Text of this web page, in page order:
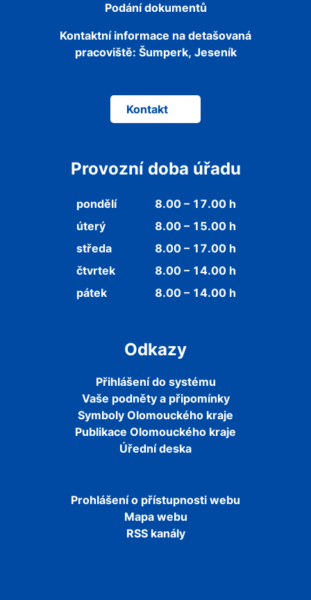
Podání dokumentů
Kontaktní informace na detašovaná
pracoviště: Šumperk, Jeseník
Kontakt
Provozní doba úřadu
pondělí
8.00 – 17.00 h
úterý
8.00 – 15.00 h
středa
8.00 – 17.00 h
čtvrtek
8.00 – 14.00 h
pátek
8.00 – 14.00 h
Odkazy
Přihlášení do systému
Vaše podněty a připomínky
Symboly Olomouckého kraje
Publikace Olomouckého kraje
Úřední deska
Prohlášení o přístupnosti webu
Mapa webu
RSS kanály